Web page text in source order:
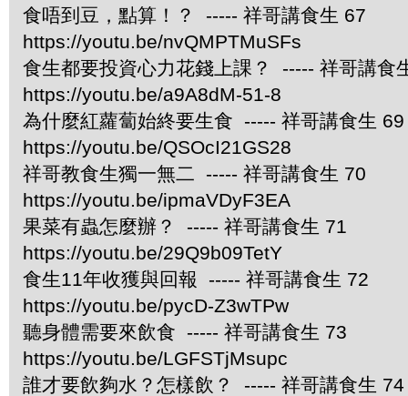
食唔到豆，點算！？ ----- 祥哥講食生 67
https://youtu.be/nvQMPTMuSFs
食生都要投資心力花錢上課？ ----- 祥哥講食
https://youtu.be/a9A8dM-51-8
為什麼紅蘿蔔始終要生食 ----- 祥哥講食生 69
https://youtu.be/QSOcI21GS28
祥哥教食生獨一無二 ----- 祥哥講食生 70
https://youtu.be/ipmaVDyF3EA
果菜有蟲怎麼辦？ ----- 祥哥講食生 71
https://youtu.be/29Q9b09TetY
食生11年收獲與回報 ----- 祥哥講食生 72
https://youtu.be/pycD-Z3wTPw
聽身體需要來飲食 ----- 祥哥講食生 73
https://youtu.be/LGFSTjMsupc
誰才要飲夠水？怎樣飲？ ----- 祥哥講食生 74